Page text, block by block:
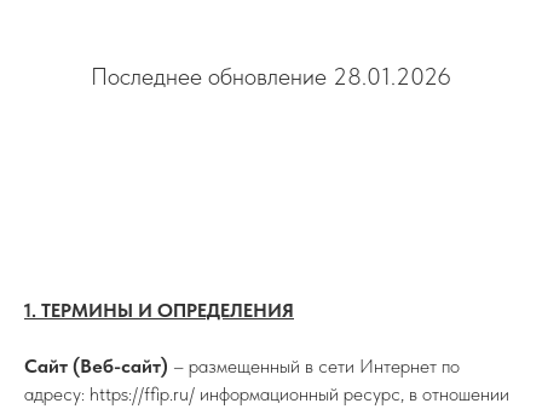
Последнее обновление 28.01.2026
1. ТЕРМИНЫ И ОПРЕДЕЛЕНИЯ
Сайт (Веб-сайт) – размещенный в сети Интернет по
адресу: https://ffip.ru/ информационный ресурс, в отношении